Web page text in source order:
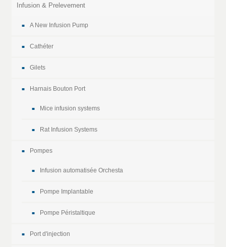
Infusion & Prelevement
A New Infusion Pump
Cathéter
Gilets
Harnais Bouton Port
Mice infusion systems
Rat Infusion Systems
Pompes
Infusion automatisée Orchesta
Pompe Implantable
Pompe Péristaltique
Port d'injection